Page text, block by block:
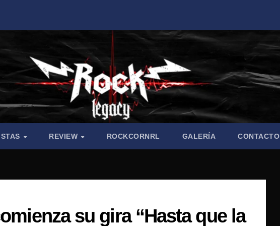
REVIEW ROCKCORNRL GALERÍA CONTACTO
su gira “Hasta que la